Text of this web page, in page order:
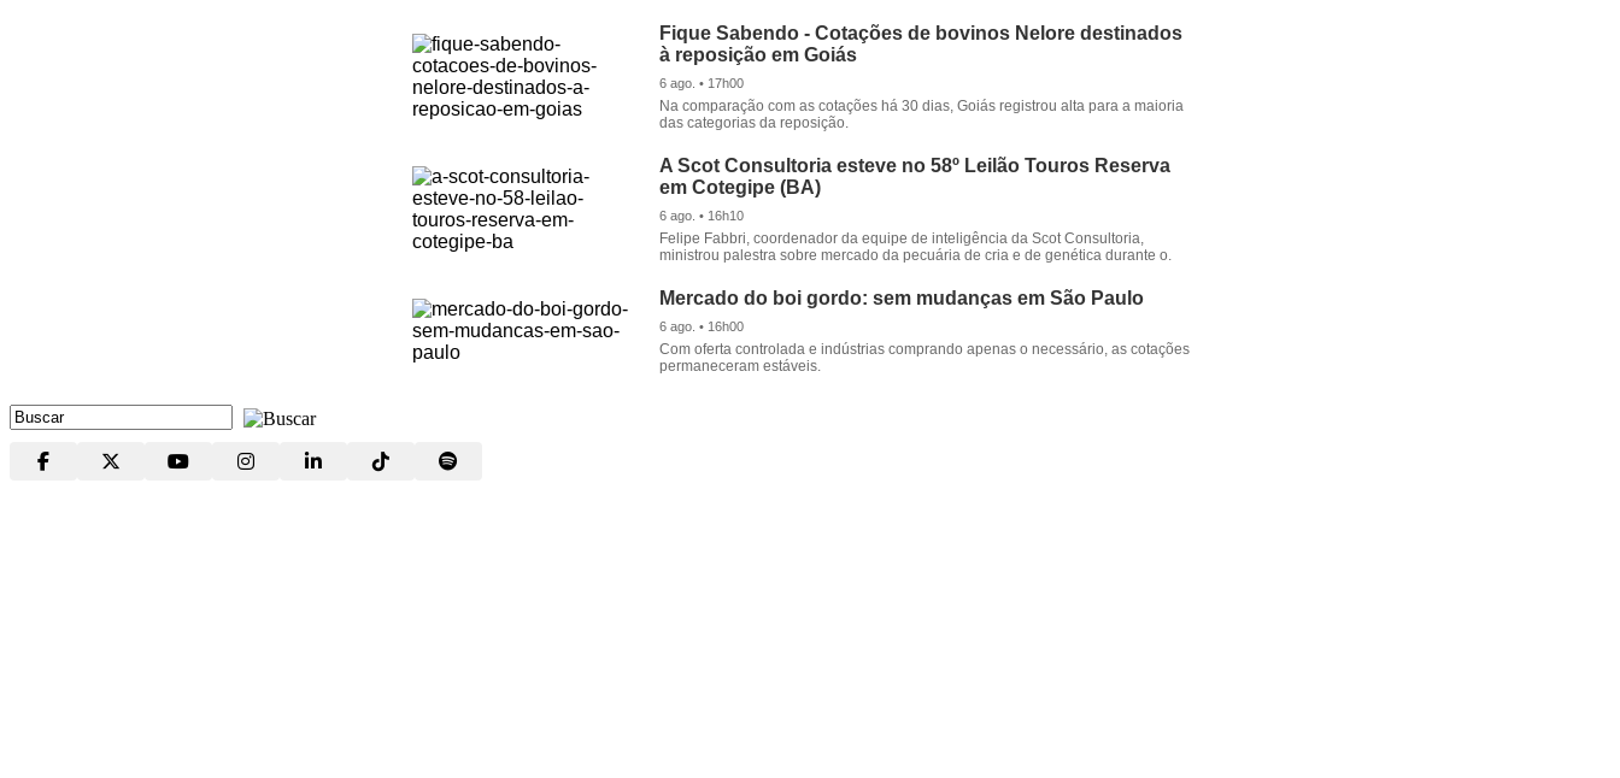
Fique Sabendo - Cotações de bovinos Nelore destinados
à reposição em Goiás
6 ago. • 17h00
Na comparação com as cotações há 30 dias, Goiás registrou alta para a maioria
das categorias da reposição.
A Scot Consultoria esteve no 58º Leilão Touros Reserva
em Cotegipe (BA)
6 ago. • 16h10
Felipe Fabbri, coordenador da equipe de inteligência da Scot Consultoria,
ministrou palestra sobre mercado da pecuária de cria e de genética durante o.
Mercado do boi gordo: sem mudanças em São Paulo
6 ago. • 16h00
Com oferta controlada e indústrias comprando apenas o necessário, as cotações
permaneceram estáveis.